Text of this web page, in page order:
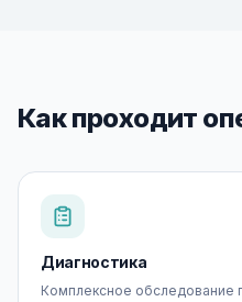
Как проходит
Диагностика
Комплексное обследование